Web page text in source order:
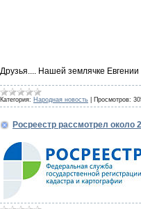
Друзья.... Нашей землячке
Категория: Народная новость Просмотров:
Росреестр рассмотрел около